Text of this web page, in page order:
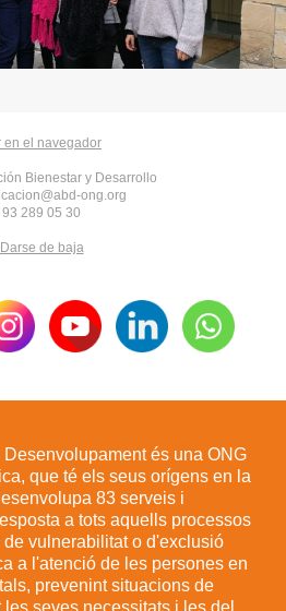
en el navegador
Bienestar y Desarrollo
ong.org
93 289 05 30
Darse de baja
és una ONG
que té els seus orígens en la
83 serveis i
a tots aquells processos
vulnerabilitat o d'exclusió
a l'atenció de les persones en
prevenint situacions de
seves necessitats i les del